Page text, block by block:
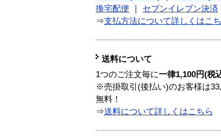
換宅配便
セブンイレブン決済
⇒支払方法について詳しくはこ
送料について
1つのご注文毎に一律1,100円(税
※売掛取引(後払い)のお客様は
無料！
⇒送料について詳しくはこちら